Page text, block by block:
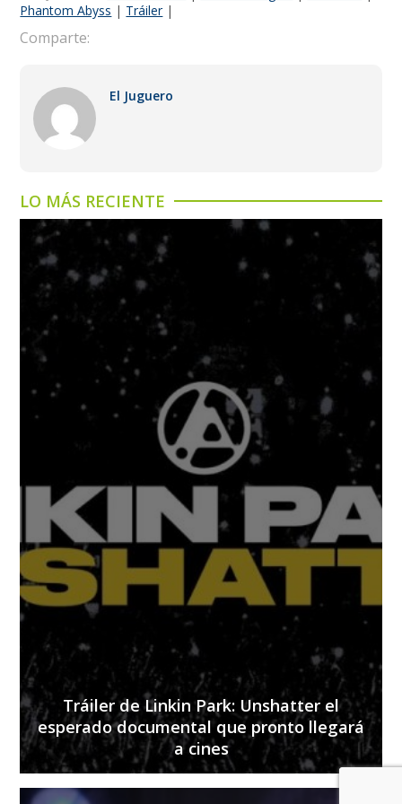
Phantom Abyss | Tráiler|
Comparte:
El Juguero
LO MÁS RECIENTE
Tráiler de Linkin Park: Unshatter el
esperado documental que pronto llegará
a cines